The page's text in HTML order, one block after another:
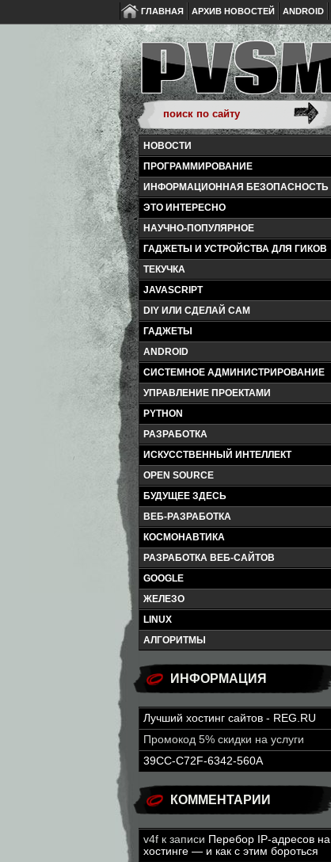
ГЛАВНАЯ АРХИВ НОВОСТЕЙ ANDROID
НОВОСТИ
ПРОГРАММИРОВАНИЕ
ИНФОРМАЦИОННАЯ БЕЗОПАСНОСТЬ
ЭТО ИНТЕРЕСНО
НАУЧНО-ПОПУЛЯРНОЕ
ГАДЖЕТЫ И УСТРОЙСТВА ДЛЯ ГИКОВ
ТЕКУЧКА
JAVASCRIPT
DIY ИЛИ СДЕЛАЙ САМ
ГАДЖЕТЫ
ANDROID
СИСТЕМНОЕ АДМИНИСТРИРОВАНИЕ
УПРАВЛЕНИЕ ПРОЕКТАМИ
PYTHON
РАЗРАБОТКА
ИСКУССТВЕННЫЙ ИНТЕЛЛЕКТ
OPEN SOURCE
БУДУЩЕЕ ЗДЕСЬ
ВЕБ-РАЗРАБОТКА
КОСМОНАВТИКА
РАЗРАБОТКА ВЕБ-САЙТОВ
GOOGLE
ЖЕЛЕЗО
LINUX
АЛГОРИТМЫ
ИНФОРМАЦИЯ
Лучший хостинг сайтов - REG.RU
Промокод 5% скидки на услуги
39CC-C72F-6342-560A
КОММЕНТАРИИ
v4f к записи Перебор IP-адресов на
хостинге — и как с этим бороться